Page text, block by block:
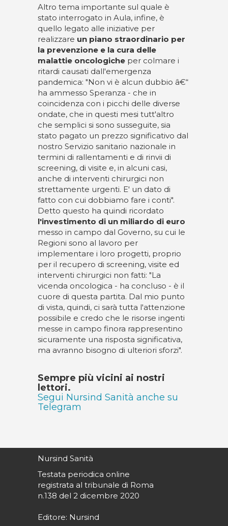
Altro tema importante sul quale è
stato interrogato in Aula, infine, è
quello legato alle iniziative per
realizzare un piano straordinario per
la prevenzione e la cura delle
malattie oncologiche per colmare i
ritardi causati dall'emergenza
pandemica: "Non vi è alcun dubbio â€“
ha ammesso Speranza - che in
coincidenza con i picchi delle diverse
ondate, che in questi mesi tutt'altro
che semplici si sono susseguite, sia
stato pagato un prezzo significativo dal
nostro Servizio sanitario nazionale in
termini di rallentamenti e di rinvii di
screening, di visite e, in alcuni casi,
anche di interventi chirurgici non
strettamente urgenti. E' un dato di
fatto con cui dobbiamo fare i conti".
Detto questo ha quindi ricordato
l'investimento di un miliardo di euro
messo in campo dal Governo, su cui le
Regioni sono al lavoro per
implementare i loro progetti, proprio
per il recupero di screening, visite ed
interventi chirurgici non fatti: "La
vicenda oncologica - ha concluso - è il
cuore di questa partita. Dal mio punto
di vista, quindi, ci sarà tutta l'attenzione
possibile e credo che le risorse ingenti
messe in campo finora rappresentino
sicuramente una risposta significativa,
ma avranno bisogno di ulteriori sforzi".
Sempre più vicini ai nostri
lettori.
Segui Nursind Sanità anche su
Telegram
Nursind Sanità
Testata periodica online
registrata al tribunale di Roma
n.138 del 2 dicembre 2020
Editore: Nursind